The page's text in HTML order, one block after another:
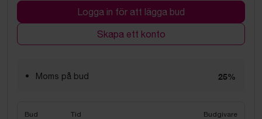
Logga in för att lägga bud
Skapa ett konto
Moms på bud 25%
Bud Tid Budgivare